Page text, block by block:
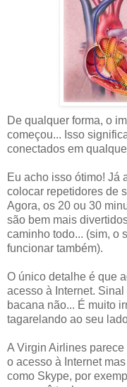
De qualquer forma, o
começou... Isso
conectados em
Eu acho isso ótimo! Já
colocar repetidores de
Agora, os 20 ou 30
são bem mais
caminho todo... (sim, o
funcionar também).
O único detalhe é que
acesso à Internet.
bacana não... É muito
tagarelando ao seu
A Virgin Airlines
o acesso à Internet
como Skype, por